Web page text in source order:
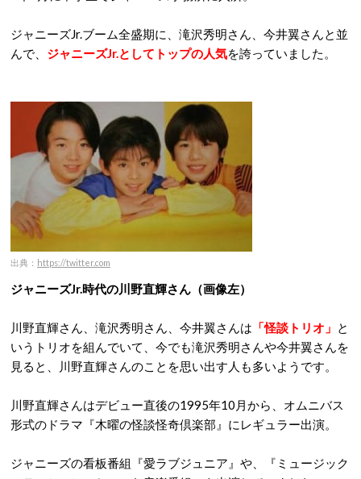
ジャニーズJr.ブーム全盛期に、滝沢秀明さん、今井翼さんと並
んで、 ジャニーズJr.としてトップの人気を誇っていました。
出典： https://twitter.com
ジャニーズJr.時代の川野直輝さん（画像左）
川野直輝さん、滝沢秀明さん、今井翼さんは 「怪談トリオ」 と
いうトリオを組んでいて、今でも滝沢秀明さんや今井翼さんを
見ると、川野直輝さんのことを思い出す人も多いようです。
川野直輝さんはデビュー直後の1995年10月から、オムニバス
形式のドラマ『木曜の怪談怪奇倶楽部』にレギュラー出演。
ジャニーズの看板番組『愛ラブジュニア』や、『ミュージック